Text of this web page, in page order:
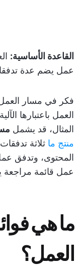
القاعدة الأساسية:
عمل يضم عدة
فكر في مسار العمل
العمل باعتبارها
المثال، قد يشمل
منتج ما ثلاثة
المحتوى، وتدفق
عمل قائمة مراجعة
ما هي
العمل؟